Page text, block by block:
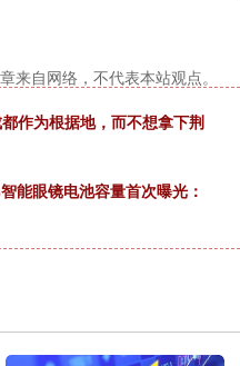
来自网络，不代表本站观点。
作为根据地，而不想拿下荆
能眼镜电池容量首次曝光：